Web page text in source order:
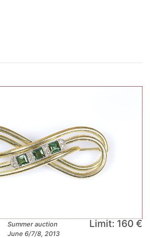
Summer auction
June 6/7/8, 2013
Limit: 160 €